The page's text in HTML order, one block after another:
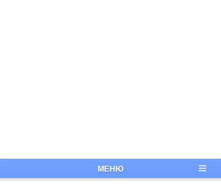
МЕНЮ